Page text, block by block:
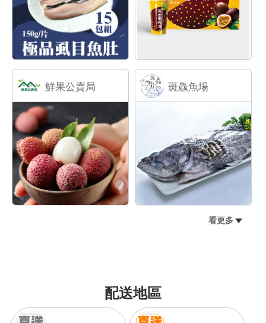
鮮果公賣局 斑鱻魚場
看更多
配送地區